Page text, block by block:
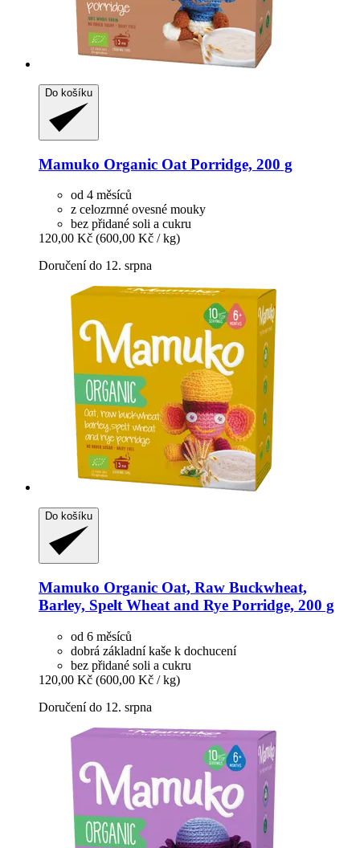
Do košíku
Mamuko Organic Oat Porridge, 200 g
od 4 měsíců
z celozrnné ovesné mouky
bez přidané soli a cukru
120,00 Kč (600,00 Kč / kg)
Doručení do 12. srpna
Do košíku
Mamuko Organic Oat, Raw Buckwheat,
Barley, Spelt Wheat and Rye Porridge, 200 g
od 6 měsíců
dobrá základní kaše k dochucení
bez přidané soli a cukru
120,00 Kč (600,00 Kč / kg)
Doručení do 12. srpna